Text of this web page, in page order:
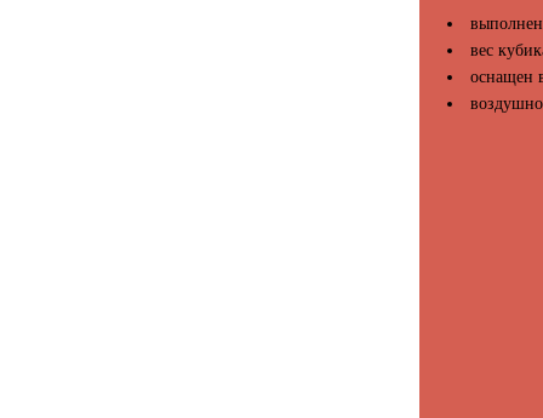
вес
оснащен